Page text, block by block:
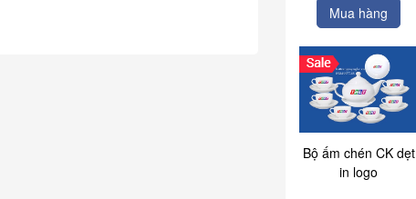
Mua hàng
Bộ ấm chén CK dẹt
in logo